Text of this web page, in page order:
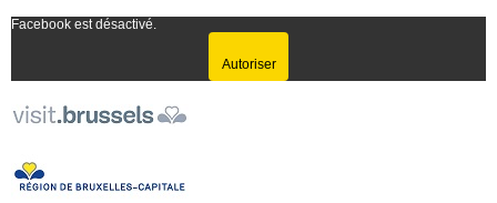
Facebook est désactivé.
Autoriser